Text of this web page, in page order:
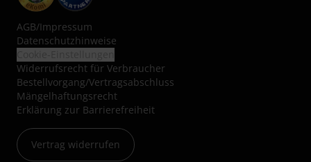
AGB/Impressum
Datenschutzhinweise
Widerrufsrecht für Verbraucher
Bestellvorgang/Vertragsabschluss
Mängelhaftungsrecht
Erklärung zur Barrierefreiheit
Vertrag widerrufen